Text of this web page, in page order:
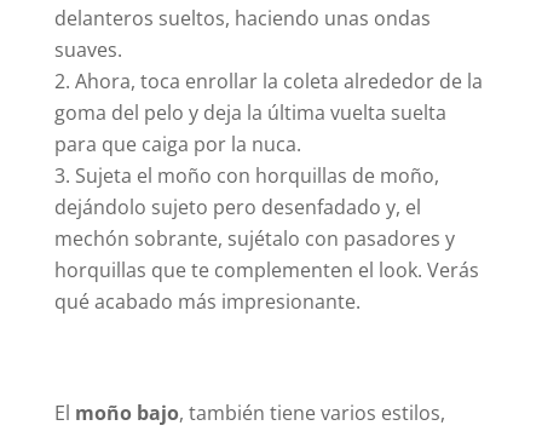
delanteros sueltos, haciendo unas ondas
suaves.
Ahora, toca enrollar la coleta alrededor de la
goma del pelo y deja la última vuelta suelta
para que caiga por la nuca.
Sujeta el moño con horquillas de moño,
dejándolo sujeto pero desenfadado y, el
mechón sobrante, sujétalo con pasadores y
horquillas que te complementen el look. Verás
qué acabado más impresionante.
El moño bajo, también tiene varios estilos,